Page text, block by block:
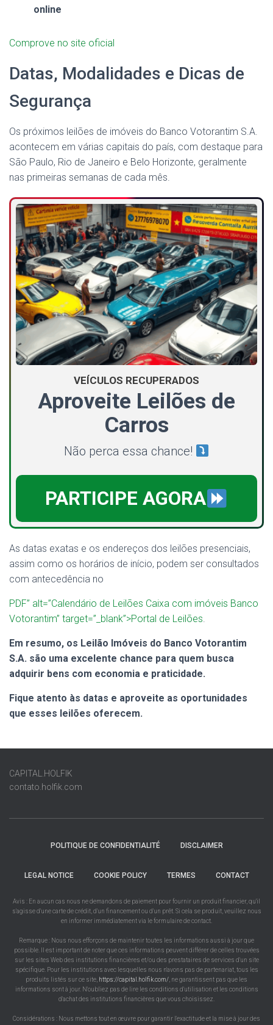
online
Comprove no site oficial
Datas, Modalidades e Dicas de
Segurança
Os próximos leilões de imóveis do Banco Votorantim S.A.
acontecem em várias capitais do país, com destaque para
São Paulo, Rio de Janeiro e Belo Horizonte, geralmente
nas primeiras semanas de cada mês.
VEÍCULOS RECUPERADOS
Aproveite Leilões de
Carros
Não perca essa chance!
PARTICIPE AGORA
As datas exatas e os endereços dos leilões presenciais,
assim como os horários de início, podem ser consultados
com antecedência no
PDF” alt=”Calendário de Leilões Caixa com imóveis Banco
Votorantim” target=”_blank”>Portal de Leilões.
Em resumo, os Leilão Imóveis do Banco Votorantim
S.A. são uma excelente chance para quem busca
adquirir bens com economia e praticidade.
Fique atento às datas e aproveite as oportunidades
que esses leilões oferecem.
CAPITAL.HOLFIK
contato.holfik.com
POLITIQUE DE CONFIDENTIALITÉ DISCLAIMER
LEGAL NOTICE COOKIE POLICY TERMES CONTACT
Avis : En aucun cas nous ne demandons de paiement pour fournir un produit financier, qu'il
s'agisse d'une carte de crédit, d'un financement ou d'un prêt. Si cela se produit, veuillez nous
en informer immédiatement via le formulaire de contact.
Remarque : Nous nous efforçons de maintenir toutes les informations aussi à jour que
possible. Il est important de noter que ces informations peuvent différer de celles trouvées
sur les sites Web des institutions financières et/ou des prestataires de services d'un site
spécifique. Pour les institutions avec lesquelles nous n'avons pas de partenariat, tous les
produits listés sur ce site, https://capital.holfik.com/, ne garantissent pas que les
informations sont à jour. N'oubliez pas de lire les conditions d'utilisation et les conditions
d'achat des institutions financières que vous choisissez.
Considérations : Nous mettons tout en œuvre pour garantir l'exactitude et la mise à jour des